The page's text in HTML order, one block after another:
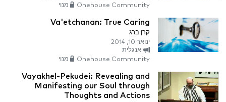
Onehouse Community מנוי
Va'etchanan: True Caring
קרן ברג
ינואר 10, 2014
אנגלית
Onehouse Community מנוי
Vayakhel-Pekudei: Revealing and
Manifesting our Soul through
Thoughts and Actions